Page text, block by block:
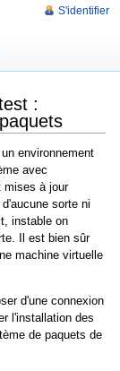
:
environnement
avec
mises à jour
sorte ni
instable on
Il est bien sûr
machine virtuelle
d'une connexion
l'installation des
de paquets de
S'identifier